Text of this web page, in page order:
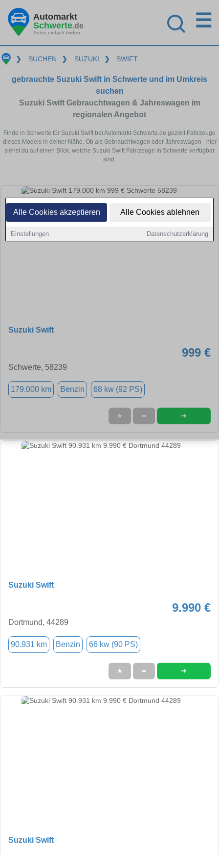
Alle Cookies akzeptieren Alle Cookies ablehnen
Einstellungen Datenschutzerklärung
Automarkt
Schwerte.de
Autos einfach finden
☰
❯ SUCHEN ❯ SUZUKI ❯ SWIFT
gebrauchte Suzuki Swift in Schwerte und im Umkreis
suchen
Suzuki Swift Gebrauchtwagen & Jahreswagen im
regionalen Angebot
Finde in Schwerte für Suzuki Swift bei Automarkt-Schwerte.de gezielt Fahrzeuge
dieses Models in deiner Nähe. Ob als Gebrauchtwagen oder Jahreswagen - hier
siehst du auf einen Blick, welche Suzuki Swift Fahrzeuge in Schwerte verfügbar
sind.
Suzuki Swift
999 €
Schwerte, 58239
179.000 km Benzin 68 kw (92 PS)
★ ➦ ➜
Suzuki Swift
9.990 €
Dortmund, 44289
90.931 km Benzin 66 kw (90 PS)
★ ➦ ➜
Suzuki Swift